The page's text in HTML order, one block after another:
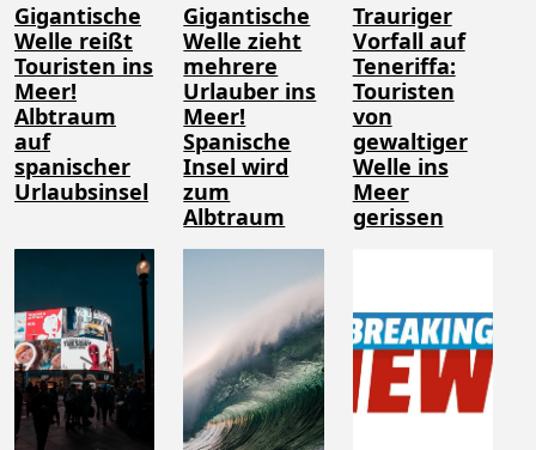
Gigantische
Welle reißt
Touristen ins
Meer!
Albtraum
auf
spanischer
Urlaubsinsel
Gigantische
Welle zieht
mehrere
Urlauber ins
Meer!
Spanische
Insel wird
zum
Albtraum
Trauriger
Vorfall auf
Teneriffa:
Touristen
von
gewaltiger
Welle ins
Meer
gerissen